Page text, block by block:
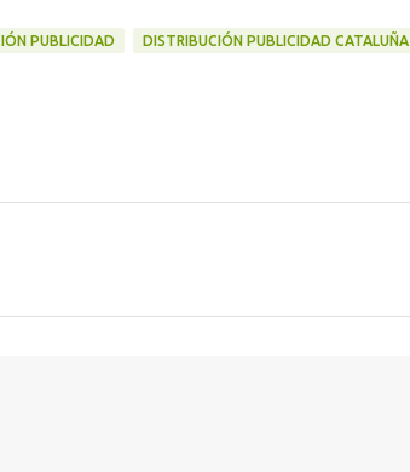
PUBLICIDAD DISTRIBUCIÓN PUBLICIDAD CATALUÑA